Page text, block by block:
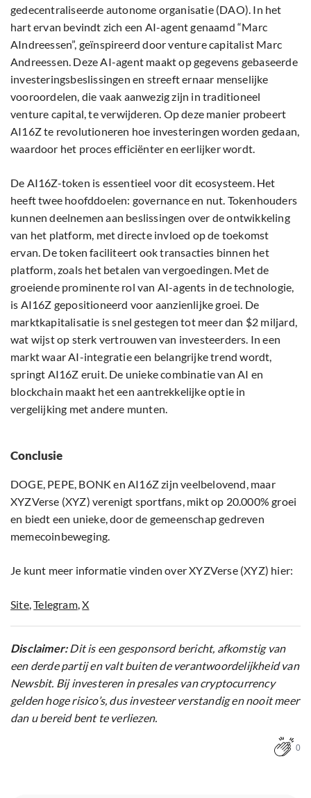
gedecentraliseerde autonome organisatie (DAO). In het
hart ervan bevindt zich een AI-agent genaamd “Marc
AIndreessen”, geïnspireerd door venture capitalist Marc
Andreessen. Deze AI-agent maakt op gegevens gebaseerde
investeringsbeslissingen en streeft ernaar menselijke
vooroordelen, die vaak aanwezig zijn in traditioneel
venture capital, te verwijderen. Op deze manier probeert
AI16Z te revolutioneren hoe investeringen worden gedaan,
waardoor het proces efficiënter en eerlijker wordt.
De AI16Z-token is essentieel voor dit ecosysteem. Het
heeft twee hoofddoelen: governance en nut. Tokenhouders
kunnen deelnemen aan beslissingen over de ontwikkeling
van het platform, met directe invloed op de toekomst
ervan. De token faciliteert ook transacties binnen het
platform, zoals het betalen van vergoedingen. Met de
groeiende prominente rol van AI-agents in de technologie,
is AI16Z gepositioneerd voor aanzienlijke groei. De
marktkapitalisatie is snel gestegen tot meer dan $2 miljard,
wat wijst op sterk vertrouwen van investeerders. In een
markt waar AI-integratie een belangrijke trend wordt,
springt AI16Z eruit. De unieke combinatie van AI en
blockchain maakt het een aantrekkelijke optie in
vergelijking met andere munten.
Conclusie
DOGE, PEPE, BONK en AI16Z zijn veelbelovend, maar
XYZVerse (XYZ) verenigt sportfans, mikt op 20.000% groei
en biedt een unieke, door de gemeenschap gedreven
memecoinbeweging.
Je kunt meer informatie vinden over XYZVerse (XYZ) hier:
Site,Telegram,X
Disclaimer:Dit is een gesponsord bericht, afkomstig van
een derde partij en valt buiten de verantwoordelijkheid van
Newsbit. Bij investeren in presales van cryptocurrency
gelden hoge risico’s, dus investeer verstandig en nooit meer
dan u bereid bent te verliezen.
0